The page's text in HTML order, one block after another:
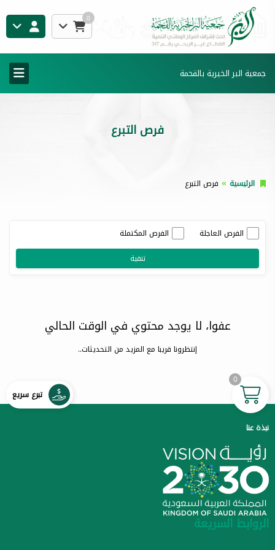
0
جمعية البر الخيرية بالقحمة
فرص التبرع
الرئيسية فرص التبرع
الفرص العاجلة
الفرص المكتملة
تنقية
عفوا، لا يوجد محتوي في الوقت الحالي
إنتظرونا قريبا مع المزيد من التحديثات..
نبذة عنا
الروابط السريعة
تبرع سريع
0